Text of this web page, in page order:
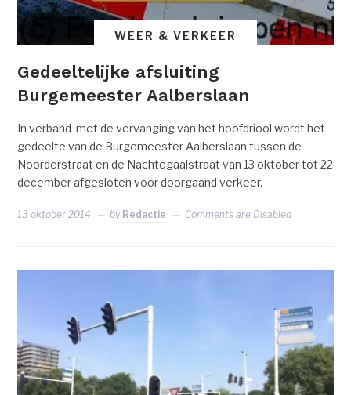
WEER & VERKEER
Gedeeltelijke afsluiting
Burgemeester Aalberslaan
In verband met de vervanging van het hoofdriool wordt het
gedeelte van de Burgemeester Aalberslaan tussen de
Noorderstraat en de Nachtegaalstraat van 13 oktober tot 22
december afgesloten voor doorgaand verkeer.
13 oktober 2014 by Redactie Comments are Disabled